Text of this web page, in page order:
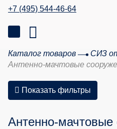
+7 (495) 544-46-64
Каталог товаров
СИЗ
Антенно-мачтовые
Показать фильтры
Антенно-мачтовые